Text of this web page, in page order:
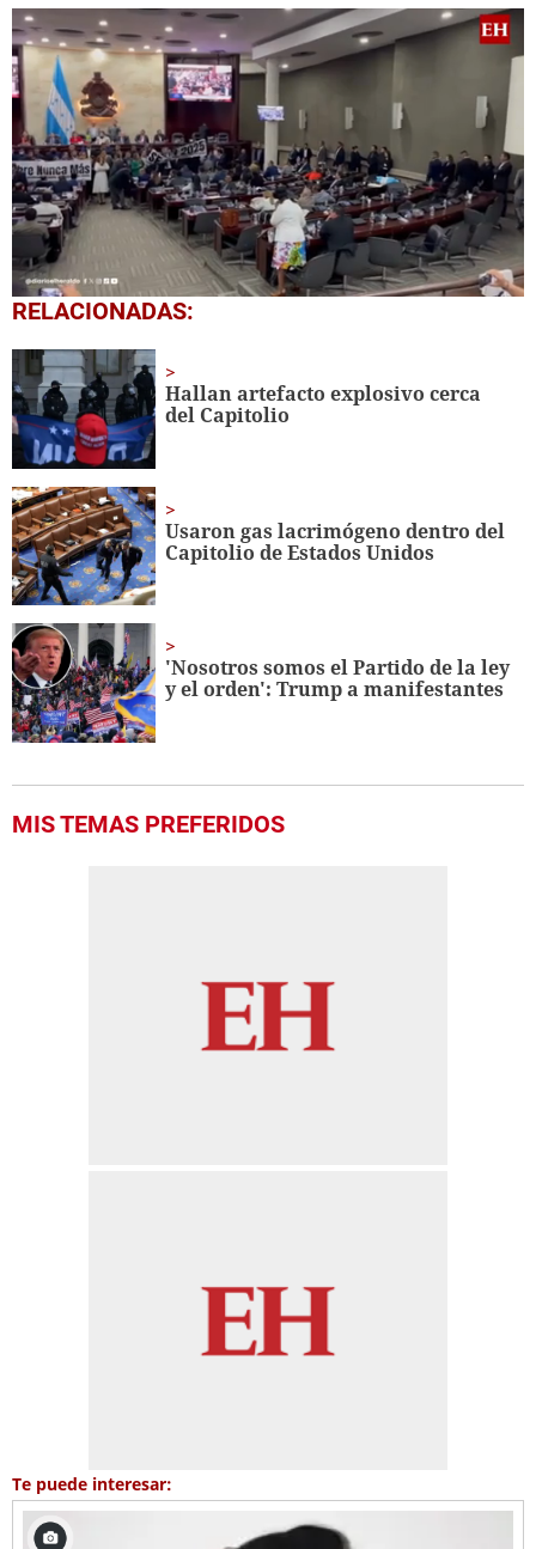
0
seconds
minute,
51
seconds
RELACIONADAS:
Hallan artefacto explosivo cerca
del Capitolio
Usaron gas lacrimógeno dentro del
Capitolio de Estados Unidos
'Nosotros somos el Partido de la ley
y el orden': Trump a manifestantes
MIS TEMAS PREFERIDOS
Te puede interesar: